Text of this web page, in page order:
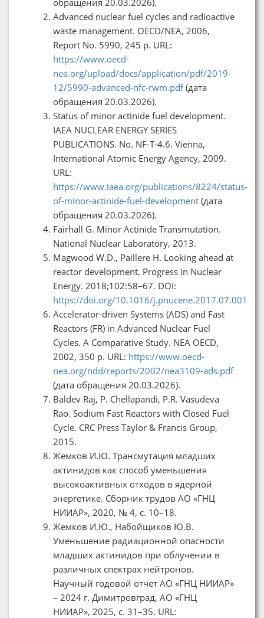
Advanced nuclear fuel cycles and radioactive
waste management. OECD/NEA, 2006,
Report No. 5990, 245 p. URL:
https://www.oecd-
nea.org/upload/docs/application/pdf/2019-
12/5990-advanced-nfc-rwm.pdf(дата
обращения 20.03.2026).
Status of minor actinide fuel development.
IAEA NUCLEAR ENERGY SERIES
PUBLICATIONS. No. NF-T-4.6. Vienna,
International Atomic Energy Agency, 2009.
URL:
https://www.iaea.org/publications/8224/status-
of-minor-actinide-fuel-development (дата
обращения 20.03.2026).
Fairhall G. Minor Actinide Transmutation.
National Nuclear Laboratory, 2013.
Magwood W.D., Paillere H. Looking ahead at
reactor development. Progress in Nuclear
Energy. 2018;102:58–67. DOI:
https://doi.org/10.1016/j.pnucene.2017.07.001
Accelerator-driven Systems (ADS) and Fast
Reactors (FR) in Advanced Nuclear Fuel
Cycles. A Comparative Study. NEA OECD,
2002, 350 p. URL: https://www.oecd-
nea.org/ndd/reports/2002/nea3109-ads.pdf
(дата обращения 20.03.2026).
Baldev Raj, P. Chellapandi, P.R. Vasudeva
Rao. Sodium Fast Reactors with Closed Fuel
Cycle. CRC Press Taylor & Francis Group,
2015.
Жемков И.Ю. Трансмутация младших
актинидов как способ уменьшения
высокоактивных отходов в ядерной
энергетике. Сборник трудов АО «ГНЦ
НИИАР», 2020, № 4, c. 10–18.
Жемков И.Ю., Набойщиков Ю.В.
Уменьшение радиационной опасности
младших актинидов при облучении в
различных спектрах нейтронов.
Научный годовой отчет АО «ГНЦ НИИАР»
– 2024 г. Димитровград, АО «ГНЦ
НИИАР», 2025, с. 31–35. URL: